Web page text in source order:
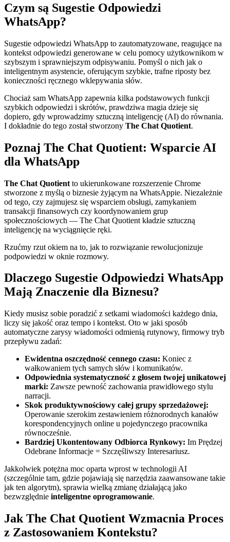
Czym są Sugestie Odpowiedzi
WhatsApp?
Sugestie odpowiedzi WhatsApp to zautomatyzowane, reagujące na
kontekst odpowiedzi generowane w celu pomocy użytkownikom w
szybszym i sprawniejszym odpisywaniu. Pomyśl o nich jak o
inteligentnym asystencie, oferującym szybkie, trafne riposty bez
konieczności ręcznego wklepywania słów.
Chociaż sam WhatsApp zapewnia kilka podstawowych funkcji
szybkich odpowiedzi i skrótów, prawdziwa magia dzieje się
dopiero, gdy wprowadzimy sztuczną inteligencję (AI) do równania.
I dokładnie do tego został stworzony The Chat Quotient.
Poznaj The Chat Quotient: Wsparcie AI
dla WhatsApp
The Chat Quotient to ukierunkowane rozszerzenie Chrome
stworzone z myślą o biznesie żyjącym na WhatsAppie. Niezależnie
od tego, czy zajmujesz się wsparciem obsługi, zamykaniem
transakcji finansowych czy koordynowaniem grup
społecznościowych — The Chat Quotient kładzie sztuczną
inteligencję na wyciągnięcie ręki.
Rzućmy rzut okiem na to, jak to rozwiązanie rewolucjonizuje
podpowiedzi w oknie rozmowy.
Dlaczego Sugestie Odpowiedzi WhatsApp
Mają Znaczenie dla Biznesu?
Kiedy musisz sobie poradzić z setkami wiadomości każdego dnia,
liczy się jakość oraz tempo i kontekst. Oto w jaki sposób
automatyczne zarysy wiadomości odmienią rutynowy, firmowy tryb
przepływu zadań:
Ewidentna oszczędność cennego czasu: Koniec z
wałkowaniem tych samych słów i komunikatów.
Odpowiednia systematyczność z głosem twojej unikatowej
marki: Zawsze pewność zachowania prawidłowego stylu
narracji.
Skok produktywnościowy całej grupy sprzedażowej:
Operowanie szerokim zestawieniem różnorodnych kanałów
korespondencyjnych online u pojedynczego pracownika
równocześnie.
Bardziej Ukontentowany Odbiorca Rynkowy: Im Prędzej
Odebrane Informacje = Szczęśliwszy Interesariusz.
Jakkolwiek potężna moc oparta wprost w technologii AI
(szczególnie tam, gdzie pojawiają się narzędzia zaawansowane takie
jak ten algorytm), sprawia wielką zmianę działającą jako
bezwzględnie inteligentne oprogramowanie.
Jak The Chat Quotient Wzmacnia Proces
z Zastosowaniem Kontekstu?